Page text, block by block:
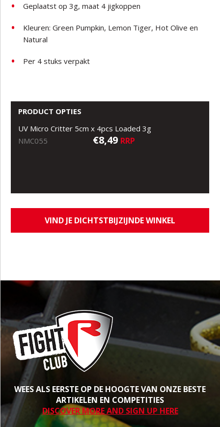
Geplaatst op 3g, maat 4 jigkoppen
Kleuren: Green Pumpkin, Lemon Tiger, Hot Olive en
Natural
Per 4 stuks verpakt
PRODUCT OPTIES
UV Micro Critter 5cm x 4pcs Loaded 3g
NMC055
€8,49 RRP
VIND JE DICHTSTBIJZIJNDE WINKEL
WEES ALS EERSTE OP DE HOOGTE VAN ONZE BESTE
ARTIKELEN EN COMPETITIES
DISCOVER MORE AND SIGN UP HERE